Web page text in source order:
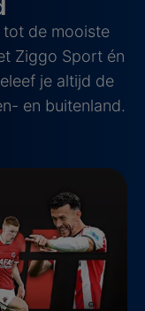
de mooiste
Ziggo Sport én
je altijd de
en buitenland.